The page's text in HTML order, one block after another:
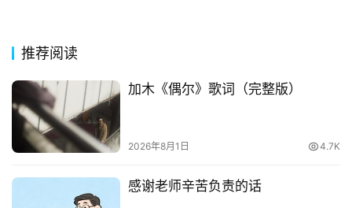
歌
词
推荐阅读
加木《偶尔》歌词（完整版）
2026年8月1日 4.7K
感谢老师辛苦负责的话